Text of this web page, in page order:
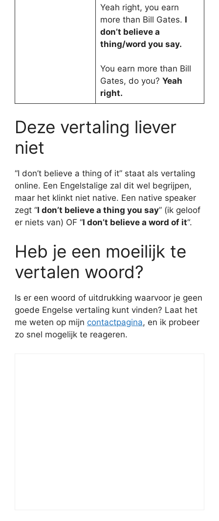
Yeah right, you earn
more than Bill Gates. I
don’t believe a
thing/word you say.
You earn more than Bill
Gates, do you? Yeah
right.
Deze vertaling liever
niet
“I don’t believe a thing of it” staat als vertaling
online. Een Engelstalige zal dit wel begrijpen,
maar het klinkt niet native. Een native speaker
zegt “I don’t believe a thing you say” (ik geloof
er niets van) OF “I don’t believe a word of it“.
Heb je een moeilijk te
vertalen woord?
Is er een woord of uitdrukking waarvoor je geen
goede Engelse vertaling kunt vinden? Laat het
me weten op mijn contactpagina, en ik probeer
zo snel mogelijk te reageren.